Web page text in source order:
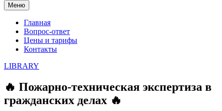
Меню
Главная
Вопрос-ответ
Цены и тарифы
Контакты
LIBRARY
🔥 Пожарно-техническая экспертиза в
гражданских делах 🔥